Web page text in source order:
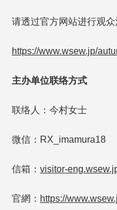
请透过官方网站进行观众
https://www.wsew.jp/
主办单位联络方式
联络人：今村女士
微信：RX_imamura18
信箱： visitor-
官網： https://